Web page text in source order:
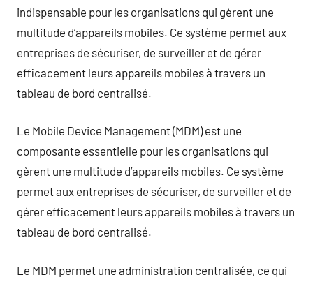
indispensable pour les organisations qui gèrent une
multitude d’appareils mobiles. Ce système permet aux
entreprises de sécuriser, de surveiller et de gérer
efficacement leurs appareils mobiles à travers un
tableau de bord centralisé.
Le Mobile Device Management (MDM) est une
composante essentielle pour les organisations qui
gèrent une multitude d’appareils mobiles. Ce système
permet aux entreprises de sécuriser, de surveiller et de
gérer efficacement leurs appareils mobiles à travers un
tableau de bord centralisé.
Le MDM permet une administration centralisée, ce qui